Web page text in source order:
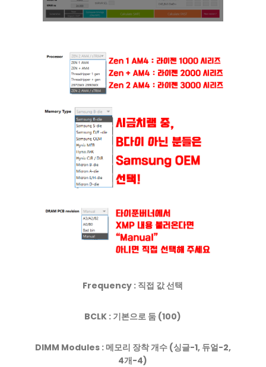
Frequency : 직접 값 선택
BCLK : 기본으로 둠 (100)
DIMM Modules : 메모리 장착 개수 (싱글-1, 듀얼-2,
4개-4)